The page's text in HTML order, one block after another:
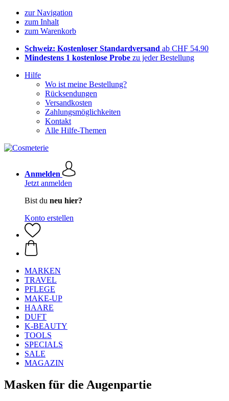
zur Navigation
zum Inhalt
zum Warenkorb
Schweiz: Kostenloser Standardversand ab CHF 54.90
Mindestens 1 kostenlose Probe zu jeder Bestellung
Hilfe
Wo ist meine Bestellung?
Rücksendungen
Versandkosten
Zahlungsmöglichkeiten
Kontakt
Alle Hilfe-Themen
Anmelden
Jetzt anmelden
Bist du neu hier?
Konto erstellen
MARKEN
TRAVEL
PFLEGE
MAKE-UP
HAARE
DUFT
K-BEAUTY
TOOLS
SPECIALS
SALE
MAGAZIN
Masken für die Augenpartie